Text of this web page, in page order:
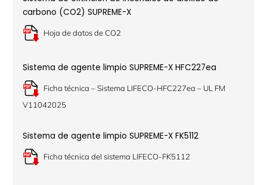
carbono (CO2) SUPREME-X
Hoja de datos de CO2
Sistema de agente limpio SUPREME-X HFC227ea
Ficha técnica – Sistema LIFECO-HFC227ea – UL FM
V11042025
Sistema de agente limpio SUPREME-X FK5112
Ficha técnica del sistema LIFECO-FK5112